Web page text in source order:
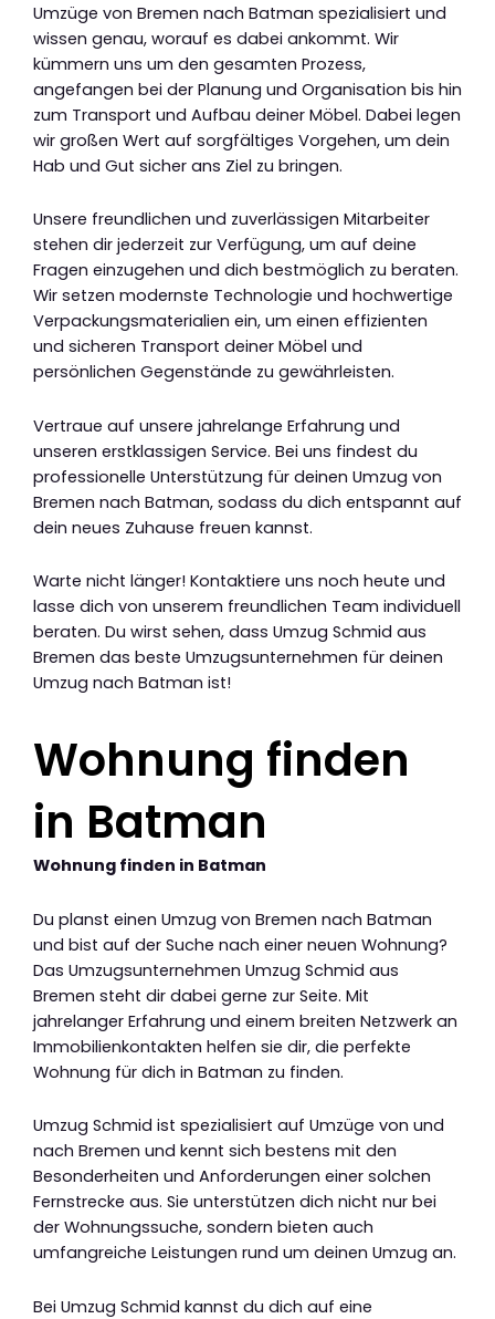
Umzüge von Bremen nach Batman spezialisiert und
wissen genau, worauf es dabei ankommt. Wir
kümmern uns um den gesamten Prozess,
angefangen bei der Planung und Organisation bis hin
zum Transport und Aufbau deiner Möbel. Dabei legen
wir großen Wert auf sorgfältiges Vorgehen, um dein
Hab und Gut sicher ans Ziel zu bringen.
Unsere freundlichen und zuverlässigen Mitarbeiter
stehen dir jederzeit zur Verfügung, um auf deine
Fragen einzugehen und dich bestmöglich zu beraten.
Wir setzen modernste Technologie und hochwertige
Verpackungsmaterialien ein, um einen effizienten
und sicheren Transport deiner Möbel und
persönlichen Gegenstände zu gewährleisten.
Vertraue auf unsere jahrelange Erfahrung und
unseren erstklassigen Service. Bei uns findest du
professionelle Unterstützung für deinen Umzug von
Bremen nach Batman, sodass du dich entspannt auf
dein neues Zuhause freuen kannst.
Warte nicht länger! Kontaktiere uns noch heute und
lasse dich von unserem freundlichen Team individuell
beraten. Du wirst sehen, dass Umzug Schmid aus
Bremen das beste Umzugsunternehmen für deinen
Umzug nach Batman ist!
Wohnung finden
in Batman
Wohnung finden in Batman
Du planst einen Umzug von Bremen nach Batman
und bist auf der Suche nach einer neuen Wohnung?
Das Umzugsunternehmen Umzug Schmid aus
Bremen steht dir dabei gerne zur Seite. Mit
jahrelanger Erfahrung und einem breiten Netzwerk an
Immobilienkontakten helfen sie dir, die perfekte
Wohnung für dich in Batman zu finden.
Umzug Schmid ist spezialisiert auf Umzüge von und
nach Bremen und kennt sich bestens mit den
Besonderheiten und Anforderungen einer solchen
Fernstrecke aus. Sie unterstützen dich nicht nur bei
der Wohnungssuche, sondern bieten auch
umfangreiche Leistungen rund um deinen Umzug an.
Bei Umzug Schmid kannst du dich auf eine